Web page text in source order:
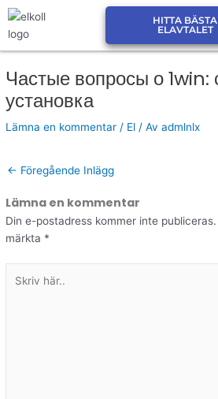
Hoppa
innehåll
HITTA BÄSTA
ELAVTALET
Частые вопросы о 1win:
установка
Lämna en kommentar / El / Av admlnlx
← Föregående Inlägg
Lämna en kommentar
Din e-postadress kommer inte publiceras.
märkta *
här..